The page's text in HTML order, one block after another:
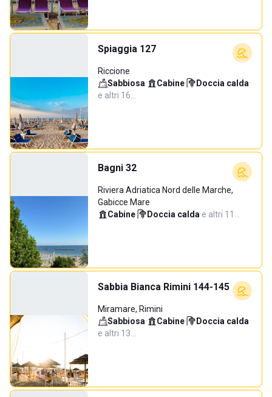
Spiaggia 127
Riccione
Sabbiosa· Cabine· Doccia calda·
e altri 16…
Bagni 32
Riviera Adriatica Nord delle Marche,
Gabicce Mare
Cabine· Doccia calda·e altri 11…
Sabbia Bianca Rimini 144-145
Miramare, Rimini
Sabbiosa· Cabine· Doccia calda·
e altri 13…